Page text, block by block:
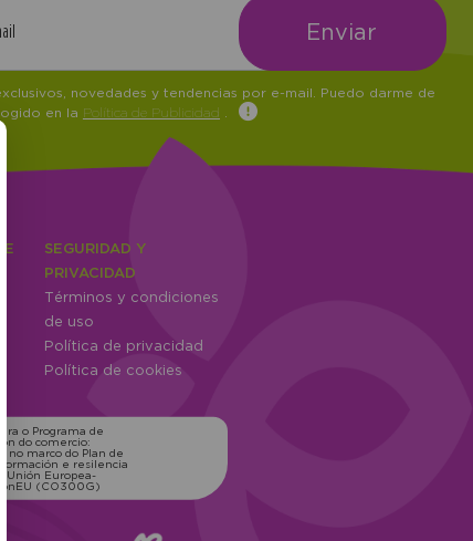
novedades y tendencias por e-mail. Puedo darme de
en la Política de Publicidad
SEGURIDAD Y
PRIVACIDAD
Términos y condiciones
de uso
Política de privacidad
Política de cookies
o Programa de
do comercio:
no marco do Plan de
e resilencia
Unión Europea-
(CO300G)